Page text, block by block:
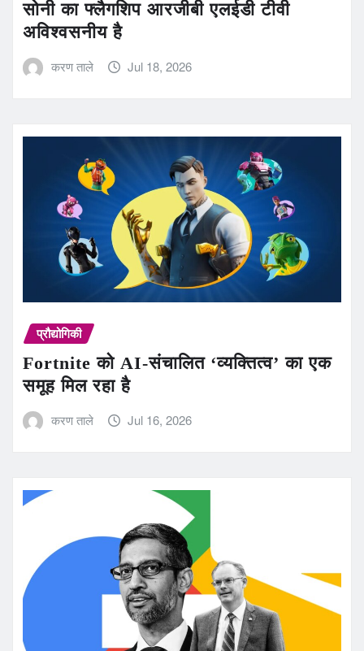
सोनी का फ्लैगशिप आरजीबी एलईडी टीवी
अविश्वसनीय है
करण ताले Jul 18, 2026
प्रौद्योगिकी
Fortnite को AI-संचालित ‘व्यक्तित्व’ का एक
समूह मिल रहा है
करण ताले Jul 16, 2026